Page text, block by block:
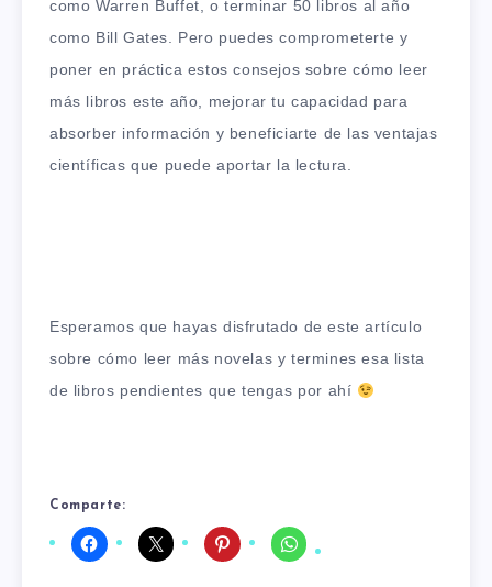
como Warren Buffet, o terminar 50 libros al año
como Bill Gates. Pero puedes comprometerte y
poner en práctica estos consejos sobre cómo leer
más libros este año, mejorar tu capacidad para
absorber información y beneficiarte de las ventajas
científicas que puede aportar la lectura.
Esperamos que hayas disfrutado de este artículo
sobre cómo leer más novelas y termines esa lista
de libros pendientes que tengas por ahí
Comparte: